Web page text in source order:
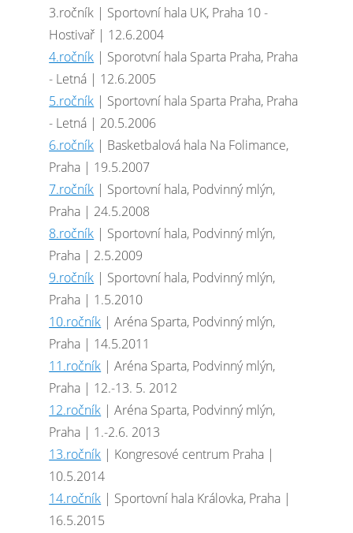
3.ročník | Sportovní hala UK, Praha 10 -
Hostivař | 12.6.2004
4.ročník | Sporotvní hala Sparta Praha, Praha
- Letná | 12.6.2005
5.ročník | Sportovní hala Sparta Praha, Praha
- Letná | 20.5.2006
6.ročník | Basketbalová hala Na Folimance,
Praha | 19.5.2007
7.ročník | Sportovní hala, Podvinný mlýn,
Praha | 24.5.2008
8.ročník | Sportovní hala, Podvinný mlýn,
Praha | 2.5.2009
9.ročník | Sportovní hala, Podvinný mlýn,
Praha | 1.5.2010
10.ročník | Aréna Sparta, Podvinný mlýn,
Praha | 14.5.2011
11.ročník | Aréna Sparta, Podvinný mlýn,
Praha | 12.-13. 5. 2012
12.ročník | Aréna Sparta, Podvinný mlýn,
Praha | 1.-2.6. 2013
13.ročník | Kongresové centrum Praha |
10.5.2014
14.ročník | Sportovní hala Královka, Praha |
16.5.2015